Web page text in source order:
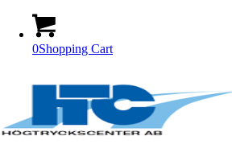
0Shopping Cart